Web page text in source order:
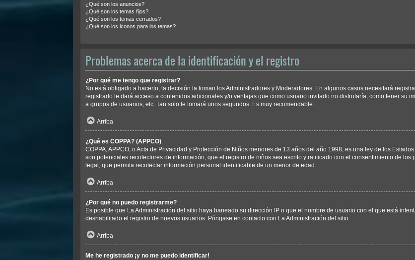
¿Qué son los anuncios?
¿Qué son los temas fijos?
¿Qué son los temas cerrados?
¿Qué son los iconos para los temas?
Problemas acerca de la identificación y el registro
¿Por qué me tengo que registrar?
No está obligado a hacerlo, la decisión la toman los Administradores y Moderadores. En algunos casos necesitará
registrado le dará acceso a contenidos adicionales y/o ventajas que como usuario invitado no disfrutaría, como tener su
a grupos de usuarios, etc. Tan solo le tomará unos segundos. Es muy recomendable.
Arriba
¿Qué es COPPA? (APPCO)
COPPA, APPCO, o Acta de Privacidad y Protección de Niños menores de 13 años del año 1998, es una ley de los
son potenciales recolectores de información, que el registro de niños sea escrito y ratificado con el consentimiento de
legal, que permita recolectar información personal identificable de un menor de edad.
Arriba
¿Por qué no puedo registrarme?
Es posible que La Administración del sitio haya baneado su dirección IP o que el nombre de usuario con el que está
deshabilitado el registro de nuevos usuarios. Póngase en contacto con La Administración del sitio.
Arriba
Me he registrado ¡y no me puedo identificar!